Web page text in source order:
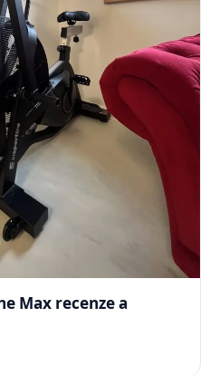
Max recenze a